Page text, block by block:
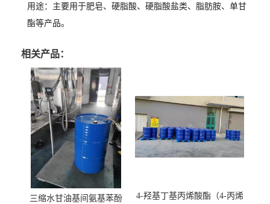
用途：主要用于肥皂、硬脂酸、硬脂酸盐类、脂肪胺、单甘
酯等产品。
相关产品：
三缩水甘油基间氨基苯酚
4-羟基丁基丙烯酸酯（4-丙烯